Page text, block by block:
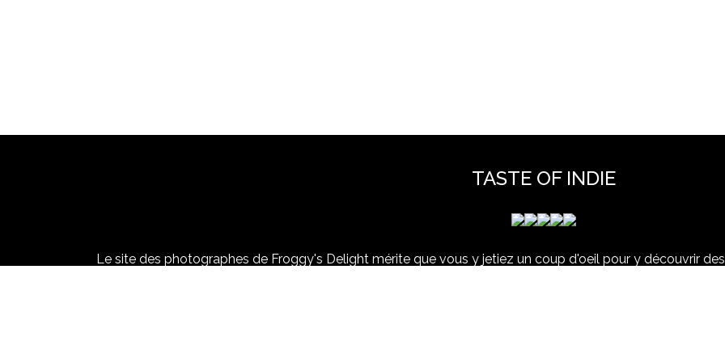
TASTE OF INDIE
Le site des photographes de Froggy's Delight mérite que vous y jetiez un coup d'oeil pour y découvrir